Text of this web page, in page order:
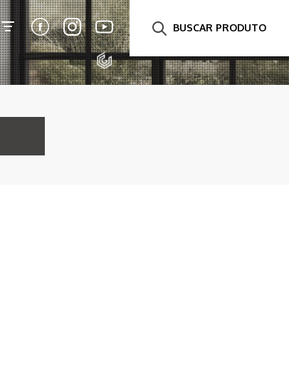
BUSCAR PRODUTO